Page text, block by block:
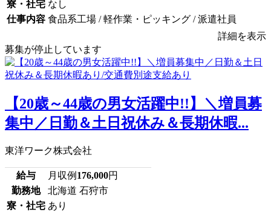
寮・社宅 なし
仕事内容 食品系工場 / 軽作業・ピッキング / 派遣社員
詳細を表示
募集が停止しています
【20歳～44歳の男女活躍中!!】＼増員募
集中／日勤＆土日祝休み＆長期休暇...
東洋ワーク株式会社
給与 月収例 176,000円
勤務地
北海道 石狩市
寮・社宅 あり